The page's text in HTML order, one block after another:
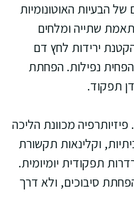
הבעיות האוטונומיות
שתייה ומלחים
ירידות לחץ דם
להפחית נפילות. הפחתת
תפקוד.
מכוונת הליכה
וקלינאות תקשורת
תפקודית יומיומית.
סיבוכים, ולא דרך